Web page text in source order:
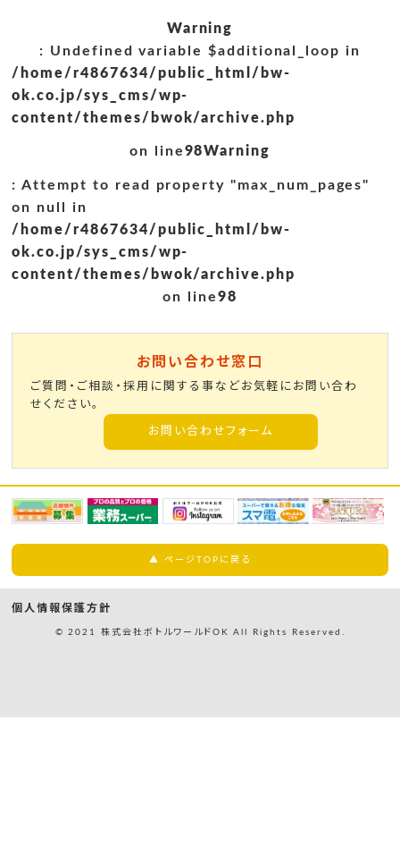
Warning
: Undefined variable $additional_loop in
/home/r4867634/public_html/bw-
ok.co.jp/sys_cms/wp-
content/themes/bwok/archive.php
on line98Warning
: Attempt to read property "max_num_pages"
on null in
/home/r4867634/public_html/bw-
ok.co.jp/sys_cms/wp-
content/themes/bwok/archive.php
on line98
お問い合わせ窓口
ご質問・ご相談・採用に関する事などお気軽にお問い合わ
せください。
お問い合わせフォーム
▲ ページTOPに戻る
個人情報保護方針
© 2021 株式会社ボトルワールドOK All Rights Reserved.